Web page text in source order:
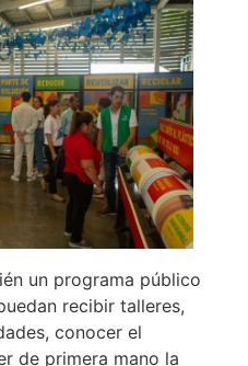
un programa público
recibir talleres,
conocer el
de primera mano la